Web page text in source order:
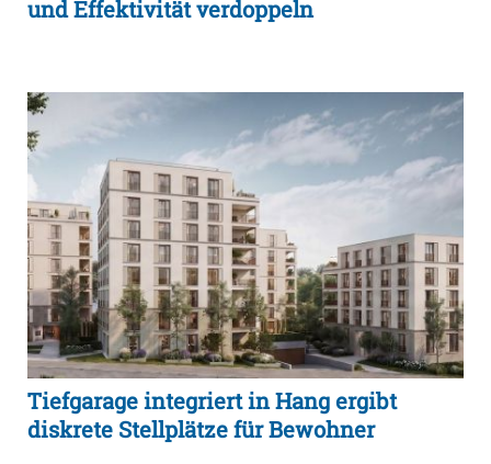
und Effektivität verdoppeln
Tiefgarage integriert in Hang ergibt
diskrete Stellplätze für Bewohner